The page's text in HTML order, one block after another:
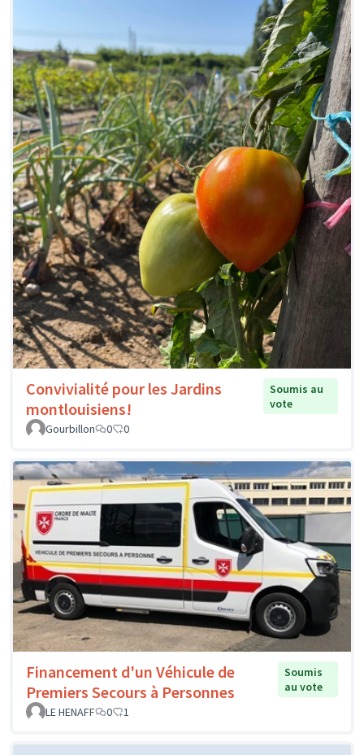
Convivialité pour les Jardins
montlouisiens!
Soumis au
vote
Gourbillon
0 0
Financement d'un Véhicule de
Premiers Secours à Personnes
Soumis
au vote
LE HENAFF
0 1